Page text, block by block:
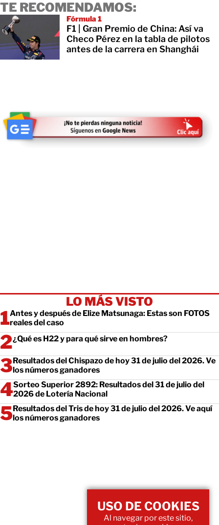
TE RECOMENDAMOS:
Fórmula 1
F1 | Gran Premio de China: Así va
Checo Pérez en la tabla de pilotos
antes de la carrera en Shanghái
LO MÁS VISTO
Antes y después de Elize Matsunaga: Estas son FOTOS
reales del caso
¿Qué es H22 y para qué sirve en hombres?
Resultados del Chispazo de hoy 31 de julio del 2026. Ve
los números ganadores
Sorteo Superior 2892: Resultados del 31 de julio del
2026 de Lotería Nacional
Resultados del Tris de hoy 31 de julio del 2026. Ve aquí
los números ganadores
USO DE COOKIES
Al navegar por este sitio,